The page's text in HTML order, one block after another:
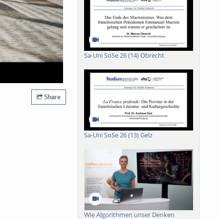
Share
Sa-Uni SoSe 26 (14) Obrecht
Sa-Uni SoSe 26 (13) Gelz
Wie Algorithmen unser Denken